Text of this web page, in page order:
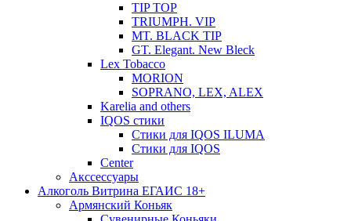
TIP TOP
TRIUMPH. VIP
MT. BLACK TIP
GT. Elegant. New Bleck
Lex Tobacco
MORION
SOPRANO, LEX, ALEX
Karelia and others
IQOS стики
Стики для IQOS ILUMA
Стики для IQOS
Сenter
Акссессуары
Алкоголь Витрина ЕГАИС 18+
Армянский Коньяк